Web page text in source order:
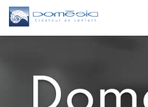
Aller
au
contenu
principal